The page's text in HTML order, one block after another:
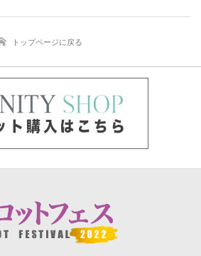
トップページに戻る